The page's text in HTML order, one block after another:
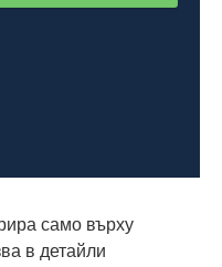
само върху
в детайли